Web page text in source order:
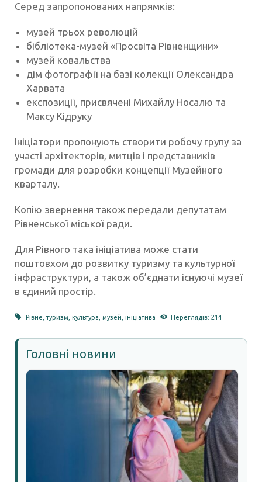
Серед запропонованих напрямків:
музей трьох революцій
бібліотека-музей «Просвіта Рівненщини»
музей ковальства
дім фотографії на базі колекції Олександра
Харвата
експозиції, присвячені Михайлу Носалю та
Максу Кідруку
Ініціатори пропонують створити робочу групу за
участі архітекторів, митців і представників
громади для розробки концепції Музейного
кварталу.
Копію звернення також передали депутатам
Рівненської міської ради.
Для Рівного така ініціатива може стати
поштовхом до розвитку туризму та культурної
інфраструктури, а також об’єднати існуючі музеї
в єдиний простір.
Рівне ,туризм ,культура ,музей ,ініціатива Переглядів: 214
Головні новини